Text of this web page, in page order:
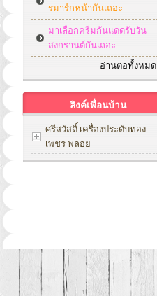
รมาร์กหน้ากันเถอะ
มาเลือกครีมกันแดดรับวัน
สงกรานต์กันเถอะ
อ่านต่อทั้งหมด
ลิงค์เพื่อนบ้าน
ศรีสวัสดิ์ เครื่องประดับทอง
เพชร พลอย